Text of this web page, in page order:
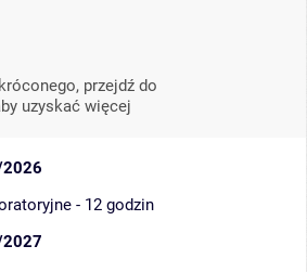
przejdź do
uzyskać więcej
- 12 godzin